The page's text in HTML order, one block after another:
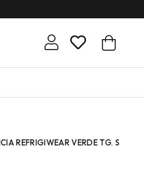
REFRIGIWEAR VERDE TG. S